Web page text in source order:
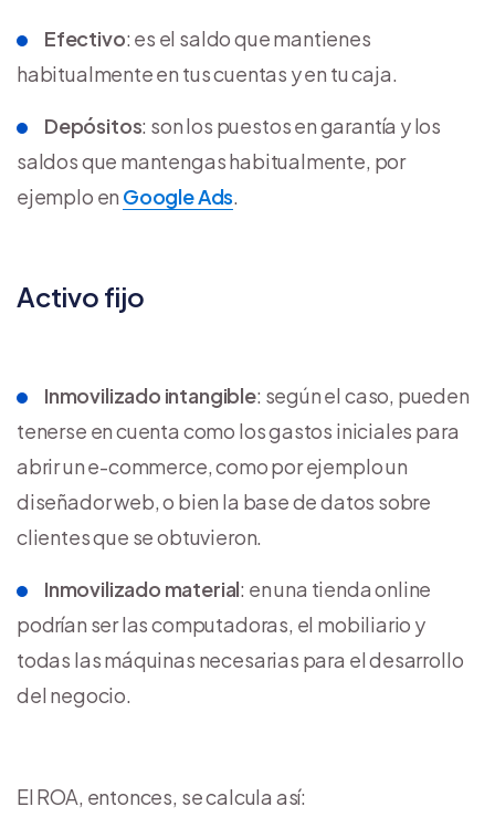
Efectivo: es el saldo que mantienes
habitualmente en tus cuentas y en tu caja.
Depósitos: son los puestos en garantía y los
saldos que mantengas habitualmente, por
ejemplo en Google Ads.
Activo fijo
Inmovilizado intangible: según el caso, pueden
tenerse en cuenta como los gastos iniciales para
abrir un e-commerce, como por ejemplo un
diseñador web, o bien la base de datos sobre
clientes que se obtuvieron.
Inmovilizado material: en una tienda online
podrían ser las computadoras, el mobiliario y
todas las máquinas necesarias para el desarrollo
del negocio.
El ROA, entonces, se calcula así: